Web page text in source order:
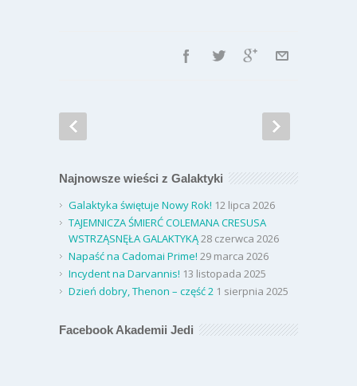
Najnowsze wieści z Galaktyki
Galaktyka świętuje Nowy Rok! 12 lipca 2026
TAJEMNICZA ŚMIERĆ COLEMANA CRESUSA
WSTRZĄSNĘŁA GALAKTYKĄ28 czerwca 2026
Napaść na Cadomai Prime! 29 marca 2026
Incydent na Darvannis! 13 listopada 2025
Dzień dobry, Thenon – część 2 1 sierpnia 2025
Facebook Akademii Jedi